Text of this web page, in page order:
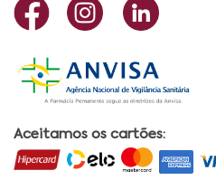
Aceitamos os cartões: